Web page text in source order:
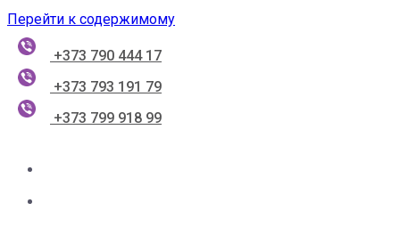
Перейти к содержимому
+373 790 444 17
+373 793 191 79
+373 799 918 99